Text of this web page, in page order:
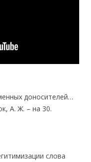
доносителей…
А. Ж. – на 30.
слова